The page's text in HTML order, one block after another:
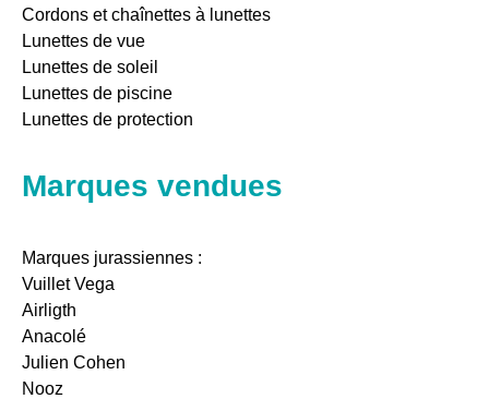
Cordons et chaînettes à lunettes
Lunettes de vue
Lunettes de soleil
Lunettes de piscine
Lunettes de protection
Marques vendues
Marques jurassiennes :
Vuillet Vega
Airligth
Anacolé
Julien Cohen
Nooz